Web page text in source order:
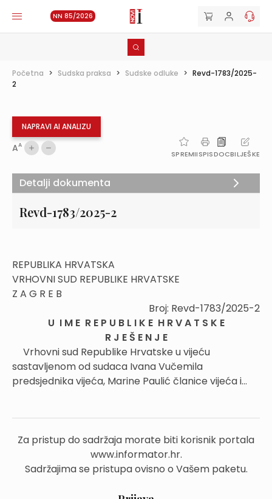
NN 85/2026
Početna > Sudska praksa > Sudske odluke > Revd-1783/2025-
2
NAPRAVI AI ANALIZU
AA
SPREMIISPISDOCBILJEŠKE
Revd-1783/2025-2
REPUBLIKA HRVATSKA
VRHOVNI SUD REPUBLIKE HRVATSKE
Z A G R E B
Broj: Revd-1783/2025-2
U I M E R E P U B L I K E H R V A T S K E
R J E Š E N J E
Vrhovni sud Republike Hrvatske u vijeću
sastavljenom od sudaca Ivana Vučemila
predsjednika vijeća, Marine Paulić članice vijeća i...
Za pristup do sadržaja morate biti korisnik portala
www.informator.hr.
Sadržajima se pristupa ovisno o Vašem paketu.
Detalji dokumenta